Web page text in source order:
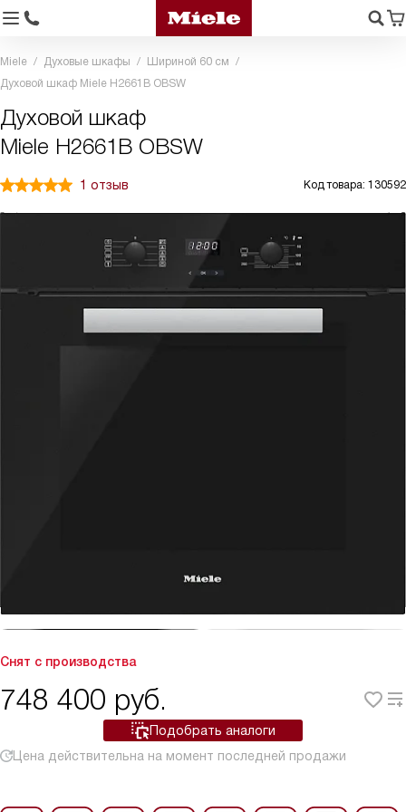
Miele Духовые шкафы
Шириной 60 см
Духовой шкаф Miele H2661B OBSW
Духовой шкаф
Miele H2661B OBSW
1 отзыв Код товара: 130592
Снят с производства
748 400 руб.
Подобрать аналоги
Цена действительна на момент последней продажи